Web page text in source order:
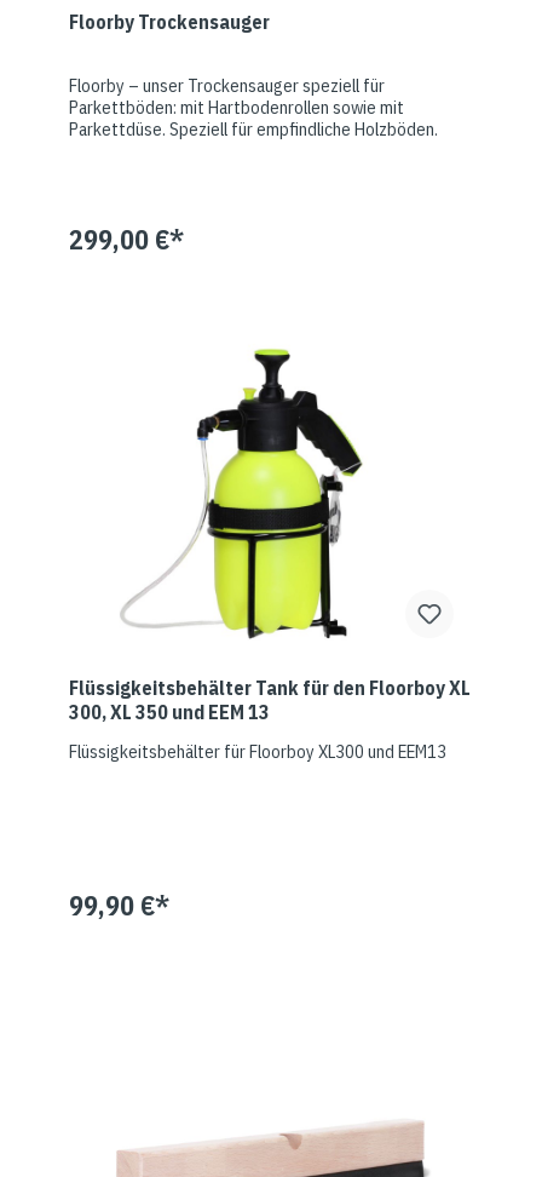
Floorby Trockensauger
Floorby – unser Trockensauger speziell für
Parkettböden: mit Hartbodenrollen sowie mit
Parkettdüse. Speziell für empfindliche Holzböden.
299,00 €*
Flüssigkeitsbehälter Tank für den Floorboy XL
300, XL 350 und EEM 13
Flüssigkeitsbehälter für Floorboy XL300 und EEM13
99,90 €*